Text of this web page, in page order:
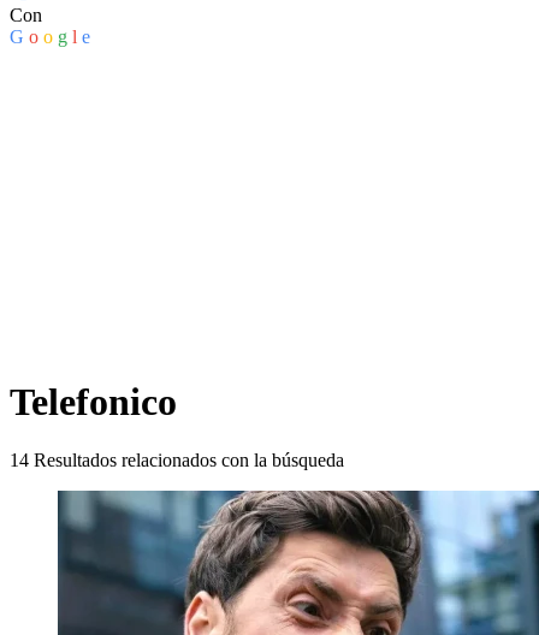
Con
G o o g l e
Telefonico
14 Resultados relacionados con la búsqueda